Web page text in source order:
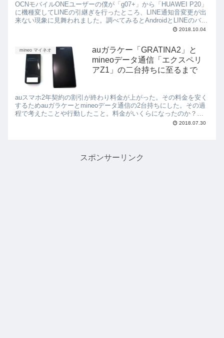
OCNモバイルONEユーザーの僕が「g07+」から「HUAWEI P20」
に機種変してLINEの引継ぎを行ったところ、LINE通知音変更が出
来ない現象に見舞われました。調べてみるとAndroidとLINEのバー
ジョンの相性によるバグでした。同じ現象が出ている方に向け、
2018.10.04
mineo マイネオ
auガラケー「GRATINA2」と
mineoデータ通信「エクスペリ
アZ1」の二台持ちに至るまで
auスマホ2年契約の割引が終わり料金が上がった。その料金を安く
するためauガラケーとmineoデータ通信の2台持ちにした。その過
程で考えたことや行動したこと。料金がいくらになったのか？プ
2018.07.30
スポンサーリンク